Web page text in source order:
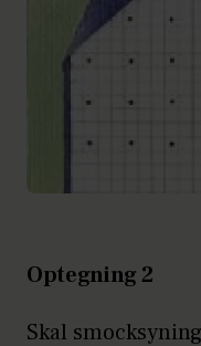
Optegning 2
Skal